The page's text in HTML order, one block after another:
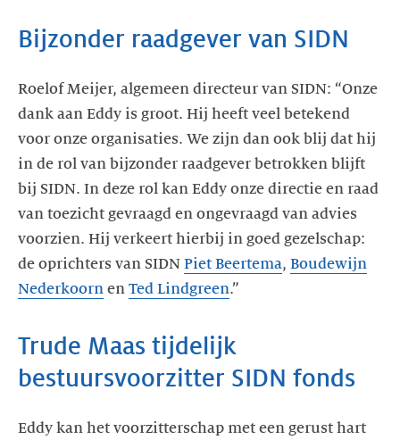
Bijzonder raadgever van SIDN
Roelof Meijer, algemeen directeur van SIDN: “Onze
dank aan Eddy is groot. Hij heeft veel betekend
voor onze organisaties. We zijn dan ook blij dat hij
in de rol van bijzonder raadgever betrokken blijft
bij SIDN. In deze rol kan Eddy onze directie en raad
van toezicht gevraagd en ongevraagd van advies
voorzien. Hij verkeert hierbij in goed gezelschap:
de oprichters van SIDN Piet Beertema, Boudewijn
Nederkoorn en Ted Lindgreen.”
Trude Maas tijdelijk
bestuursvoorzitter SIDN fonds
Eddy kan het voorzitterschap met een gerust hart